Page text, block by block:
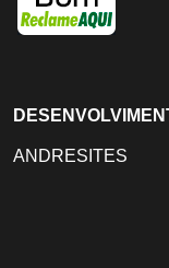
ANDRESITES